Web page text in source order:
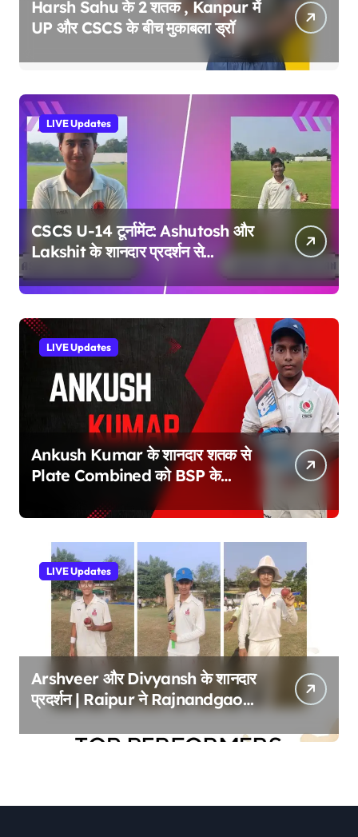
Harsh Sahu के 2 शतक , Kanpur में
UP और CSCS के बीच मुकाबला ड्रॉ
LIVE Updates
CSCS U-14 टूर्नामेंट: Ashutosh और
Lakshit के शानदार प्रदर्शन से
Bilaspur ने Raipur Blue को दी
करारी शिकस्त
LIVE Updates
Ankush Kumar के शानदार शतक से
Plate Combined को BSP के
खिलाफ बढ़त | CSCS U 14
Tournament
LIVE Updates
Arshveer और Divyansh के शानदार
प्रदर्शन | Raipur ने Rajnandgaon